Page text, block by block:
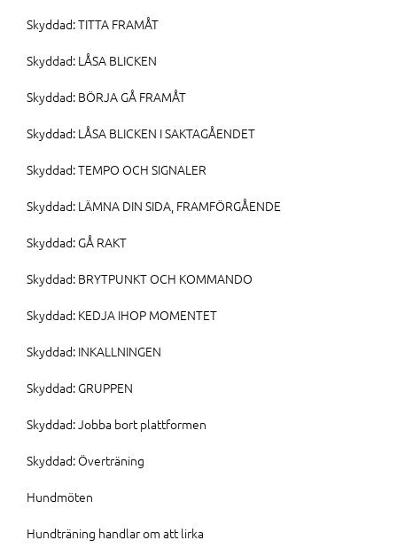
Skyddad: TITTA FRAMÅT
Skyddad: LÅSA BLICKEN
Skyddad: BÖRJA GÅ FRAMÅT
Skyddad: LÅSA BLICKEN I SAKTAGÅENDET
Skyddad: TEMPO OCH SIGNALER
Skyddad: LÄMNA DIN SIDA, FRAMFÖRGÅENDE
Skyddad: GÅ RAKT
Skyddad: BRYTPUNKT OCH KOMMANDO
Skyddad: KEDJA IHOP MOMENTET
Skyddad: INKALLNINGEN
Skyddad: GRUPPEN
Skyddad: Jobba bort plattformen
Skyddad: Överträning
Hundmöten
Hundträning handlar om att lirka